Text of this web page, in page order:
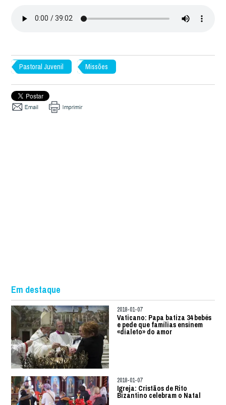
Pastoral Juvenil Missões
Em destaque
2018-01-07
Vaticano: Papa batiza 34 bebés
e pede que famílias ensinem
«dialeto» do amor
2018-01-07
Igreja: Cristãos de Rito
Bizantino celebram o Natal